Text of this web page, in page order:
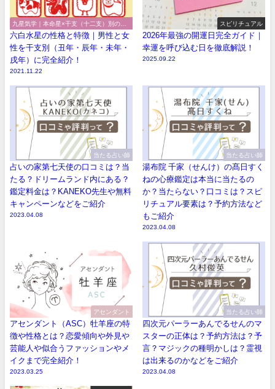
九星気学｜本命星×干支（十二支）別の性
格や特徴
六白水星の性格と特徴｜男性と女
性を干支別（丑年・辰年・未年・
戌年）に完全紹介！
2021.11.22
スピリチュアル
2026年最強の開運日完全ガイド｜
幸運を呼び込む日を徹底解説！
2025.09.22
当たる占い師
占いの家第七天使の口コミは？当
たる？ドリームランド内にある？
鑑定料金は？KANEKO先生や無料
キャンペーンなどをご紹介
2023.04.08
当たる占い師
湯布院 千家（せんけ）の髙日すく
ねの心療鑑定は本当に当たるの
か？当たらない？口コミは？スピ
リチュアル要素は？予約方法など
もご紹介
2023.04.08
アセンダント
アセンダント（ASC）牡羊座の特
徴や性格とは？恋愛傾向や外見や
芸能人や似合うファッションやメ
イクまで完全紹介！
2023.03.25
当たる占い師
四次元パーラーあんでるせんのマ
スターの正体は？予約方法は？予
言？マジックの種明かしは？霊視
は出来るのかなどをご紹介
2023.04.08